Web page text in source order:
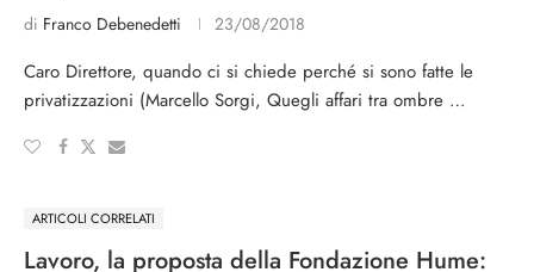
di Franco Debenedetti 23/08/2018
Caro Direttore, quando ci si chiede perché si sono fatte le
privatizzazioni (Marcello Sorgi, Quegli affari tra ombre …
ARTICOLI CORRELATI
Lavoro, la proposta della Fondazione Hume: